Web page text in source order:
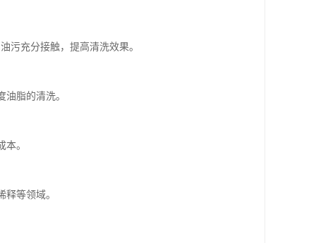
污充分接触，提高清洗效果。
脂的清洗。
。
等领域。